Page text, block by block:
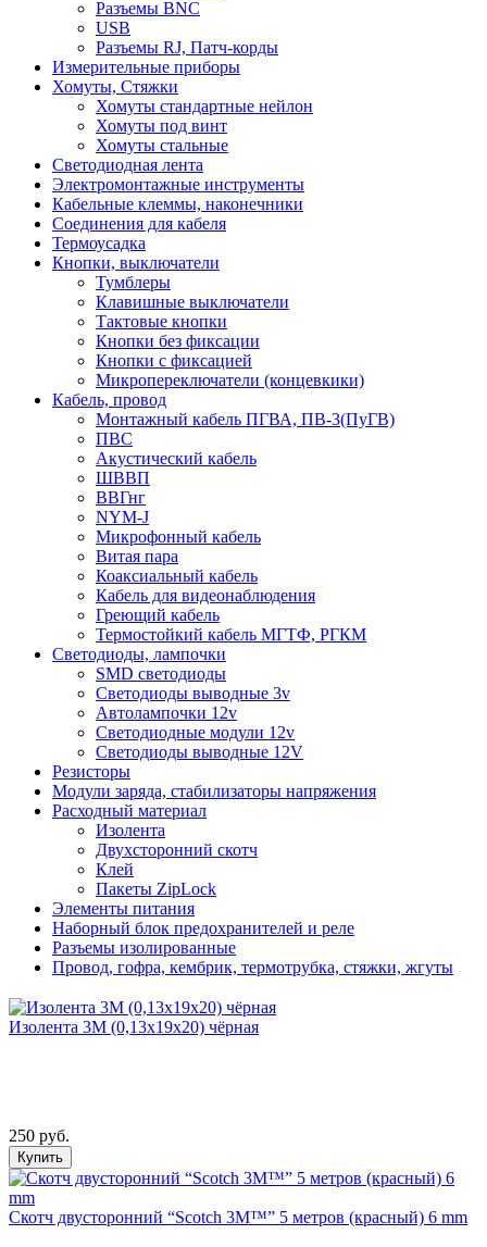
Разъемы BNC
USB
Разъемы RJ, Патч-корды
Измерительные приборы
Хомуты, Стяжки
Хомуты стандартные нейлон
Хомуты под винт
Хомуты стальные
Светодиодная лента
Электромонтажные инструменты
Кабельные клеммы, наконечники
Соединения для кабеля
Термоусадка
Кнопки, выключатели
Тумблеры
Клавишные выключатели
Тактовые кнопки
Кнопки без фиксации
Кнопки с фиксацией
Микропереключатели (концевкики)
Кабель, провод
Монтажный кабель ПГВА, ПВ-3(ПуГВ)
ПВС
Акустический кабель
ШВВП
ВВГнг
NYM-J
Микрофонный кабель
Витая пара
Коаксиальный кабель
Кабель для видеонаблюдения
Греющий кабель
Термостойкий кабель МГТФ, РГКМ
Светодиоды, лампочки
SMD светодиоды
Светодиоды выводные 3v
Автолампочки 12v
Светодиодные модули 12v
Светодиоды выводные 12V
Резисторы
Модули заряда, стабилизаторы напряжения
Расходный материал
Изолента
Двухсторонний скотч
Клей
Пакеты ZipLock
Элементы питания
Наборный блок предохранителей и реле
Разъемы изолированные
Провод, гофра, кембрик, термотрубка, стяжки, жгуты
Изолента 3М (0,13х19х20) чёрная
250 руб.
Купить
Скотч двусторонний “Scotch 3М™” 5 метров (красный) 6 mm